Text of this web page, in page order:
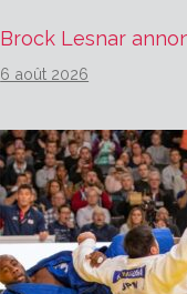
Brock Lesnar
6 août 2026